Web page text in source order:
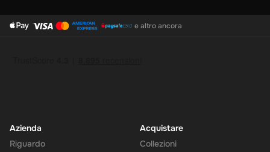
e altro ancora
Azienda
Riguardo
Acquistare
Collezioni